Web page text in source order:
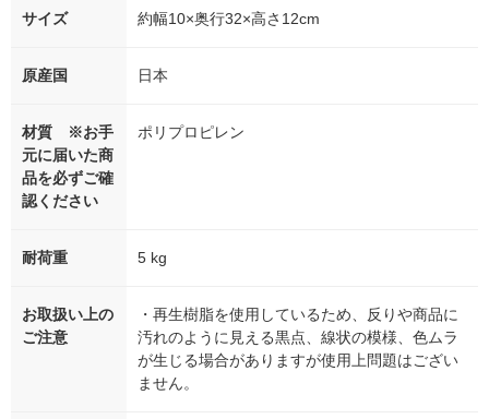
サイズ 約幅10×奥行32×高さ12cm
原産国 日本
材質 ※お手
元に届いた商
品を必ずご確
認ください
ポリプロピレン
耐荷重 5 kg
お取扱い上の
ご注意
・再生樹脂を使用しているため、反りや商品に
汚れのように見える黒点、線状の模様、色ムラ
が生じる場合がありますが使用上問題はござい
ません。